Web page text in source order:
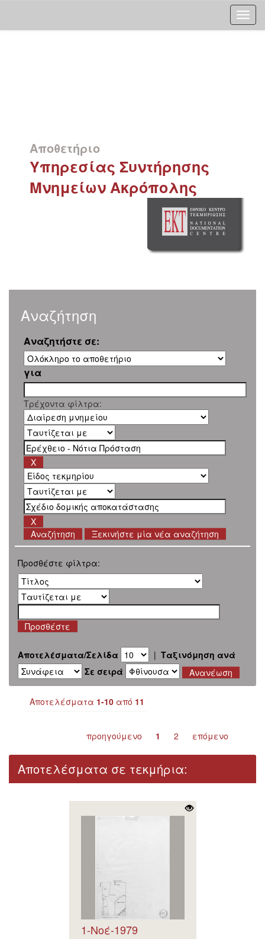
Αποθετήριο
Υπηρεσίας Συντήρησης
Μνημείων Ακρόπολης
Αναζήτηση
Αναζητήστε σε:
για
Τρέχοντα φίλτρα:
Ξεκινήστε μία νέα αναζήτηση
Προσθέστε φίλτρα:
Αποτελέσματα/Σελίδα | Ταξινόμηση ανά
Σε σειρά
Αποτελέσματα 1-10 από 11
προηγούμενο 1 2 επόμενο
Αποτελέσματα σε τεκμήρια:
1-Νοέ-1979